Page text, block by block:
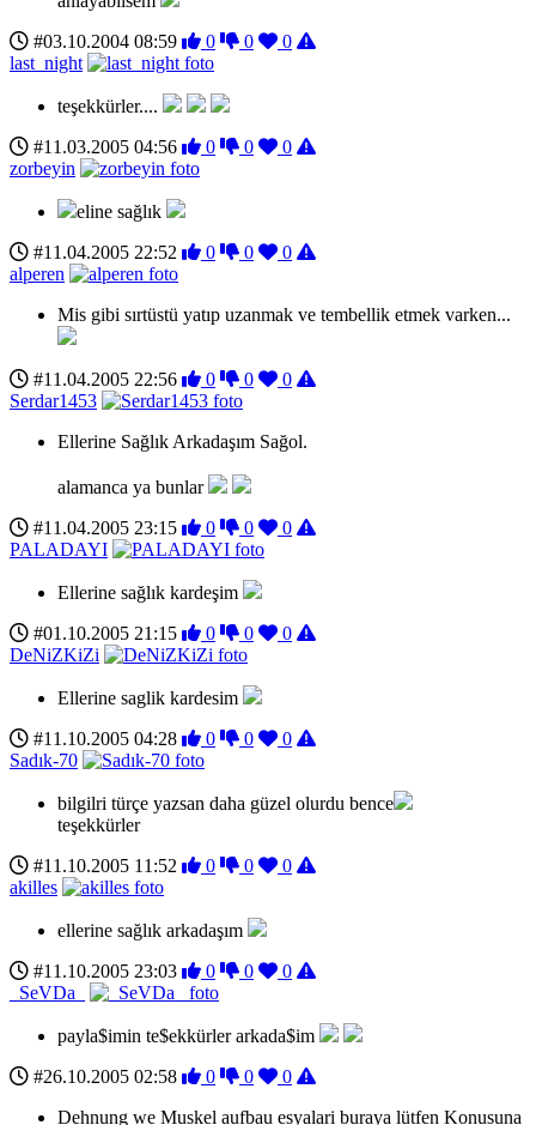
#03.10.2004 08:59
0 0
0
last_night
teşekkürler....
#11.03.2005 04:56
0 0
0
zorbeyin
eline sağlık
#11.04.2005 22:52
0 0
0
alperen
Mis gibi sırtüstü yatıp uzanmak ve tembellik etmek varken...
#11.04.2005 22:56 0 0
0
Serdar1453
Ellerine Sağlık Arkadaşım Sağol.
alamanca ya bunlar
#11.04.2005 23:15
0 0
0
PALADAYI
Ellerine sağlık kardeşim
#01.10.2005 21:15
0 0
0
DeNiZKiZi
Ellerine saglik kardesim
#11.10.2005 04:28
0 0
0
Sadık-70
bilgilri türçe yazsan daha güzel olurdu bence
teşekkürler
#11.10.2005 11:52
0 0
0
akilles
ellerine sağlık arkadaşım
#11.10.2005 23:03
0 0
0
_SeVDa_
payla$imin te$ekkürler arkada$im
#26.10.2005 02:58
0 0
0
Dehnung we Muskel aufbau esyalari buraya lütfen Konusuna